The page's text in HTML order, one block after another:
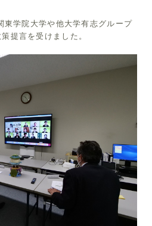
東学院大学や他大学有志グループ
提言を受けました。